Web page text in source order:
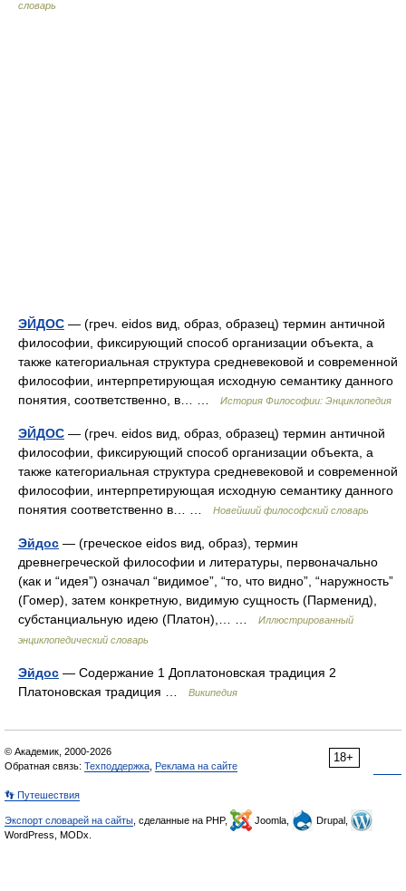
словарь
ЭЙДОС — (греч. eidos вид, образ, образец) термин античной
философии, фиксирующий способ организации объекта, а
также категориальная структура средневековой и современной
философии, интерпретирующая исходную семантику данного
понятия, соответственно, в… …
История Философии: Энциклопедия
ЭЙДОС — (греч. eidos вид, образ, образец) термин античной
философии, фиксирующий способ организации объекта, а
также категориальная структура средневековой и современной
философии, интерпретирующая исходную семантику данного
понятия соответственно в… …
Новейший философский словарь
Эйдос — (греческое eidos вид, образ), термин
древнегреческой философии и литературы, первоначально
(как и “идея”) означал “видимое”, “то, что видно”, “наружность”
(Гомер), затем конкретную, видимую сущность (Парменид),
субстанциальную идею (Платон),… …
Иллюстрированный
энциклопедический словарь
Эйдос — Содержание 1 Доплатоновская традиция 2
Платоновская традиция …
Википедия
18+
© Академик, 2000-2026
Обратная связь: Техподдержка Реклама на сайте
👣 Путешествия
Экспорт словарей на сайты , сделанные на PHP, Joomla,
Drupal,
WordPress, MODx.